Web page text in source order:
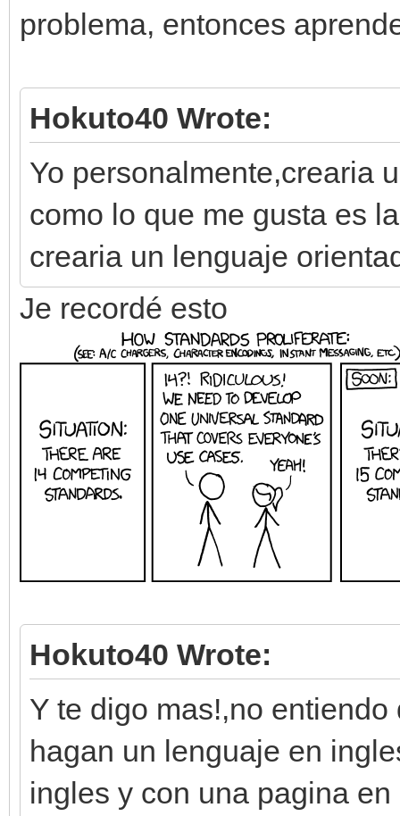
problema, entonces
Hokuto40 Wrote:
Yo personalmente,crearia
como lo que me gusta es
crearia un lenguaje
Je recordé esto
Hokuto40 Wrote:
Y te digo mas!,no
hagan un lenguaje en
ingles y con una pagina